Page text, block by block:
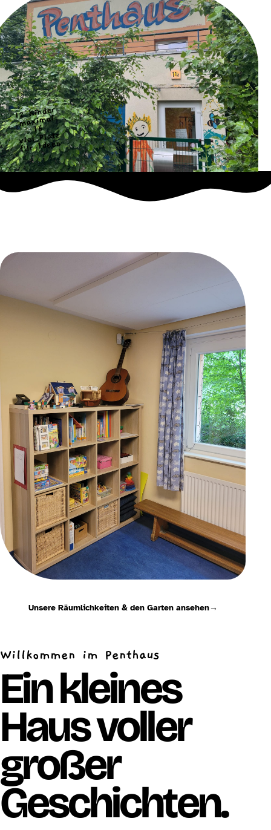
12 Kinder
maximal
16
viel Platz
für Ideen
Unsere Räumlichkeiten & den Garten ansehen→
Willkommen im Penthaus
Ein kleines
Haus voller
großer
Geschichten.